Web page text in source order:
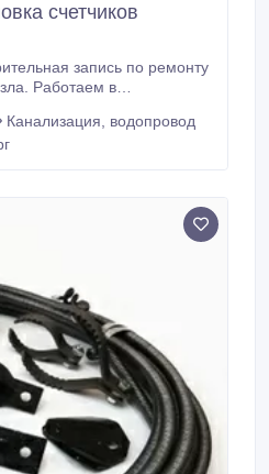
счетчиков
запись по ремонту
Работаем в
2014 ГОДА! Успевайте
:
Канализация, водопровод